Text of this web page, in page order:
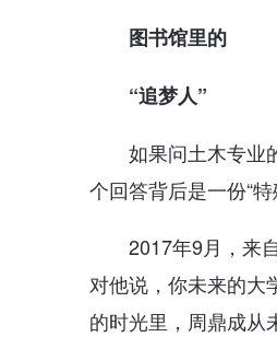
图书馆里的
“追梦人”
如果问土木专业
个回答背后是一份“特
2017年9月，来
对他说，你未来的大
的时光里，周鼎成从